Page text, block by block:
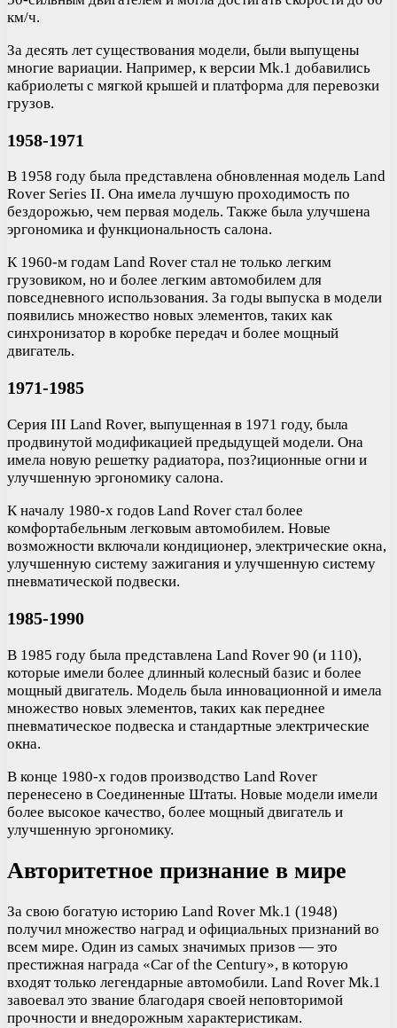
км/ч.
За десять лет существования модели, были выпущены
многие вариации. Например, к версии Mk.1 добавились
кабриолеты с мягкой крышей и платформа для перевозки
грузов.
1958-1971
В 1958 году была представлена обновленная модель Land
Rover Series II. Она имела лучшую проходимость по
бездорожью, чем первая модель. Также была улучшена
эргономика и функциональность салона.
К 1960-м годам Land Rover стал не только легким
грузовиком, но и более легким автомобилем для
повседневного использования. За годы выпуска в модели
появились множество новых элементов, таких как
синхронизатор в коробке передач и более мощный
двигатель.
1971-1985
Серия III Land Rover, выпущенная в 1971 году, была
продвинутой модификацией предыдущей модели. Она
имела новую решетку радиатора, поз?иционные огни и
улучшенную эргономику салона.
К началу 1980-х годов Land Rover стал более
комфортабельным легковым автомобилем. Новые
возможности включали кондиционер, электрические окна,
улучшенную систему зажигания и улучшенную систему
пневматической подвески.
1985-1990
В 1985 году была представлена Land Rover 90 (и 110),
которые имели более длинный колесный базис и более
мощный двигатель. Модель была инновационной и имела
множество новых элементов, таких как переднее
пневматическое подвеска и стандартные электрические
окна.
В конце 1980-х годов производство Land Rover
перенесено в Соединенные Штаты. Новые модели имели
более высокое качество, более мощный двигатель и
улучшенную эргономику.
Авторитетное признание в мире
За свою богатую историю Land Rover Mk.1 (1948)
получил множество наград и официальных признаний во
всем мире. Один из самых значимых призов — это
престижная награда «Car of the Century», в которую
входят только легендарные автомобили. Land Rover Mk.1
завоевал это звание благодаря своей неповторимой
прочности и внедорожным характеристикам.